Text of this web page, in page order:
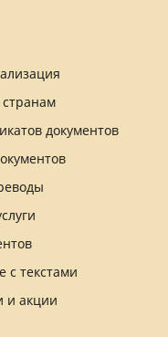
документов
с текстами
и акции